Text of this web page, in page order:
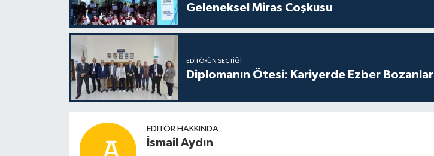
Geleneksel Miras Coşkusu
EDITÖRÜN SEÇTIĞI
Diplomanın Ötesi: Kariyerde Ezber Bozanlar
EDITÖR HAKKINDA
İsmail Aydın